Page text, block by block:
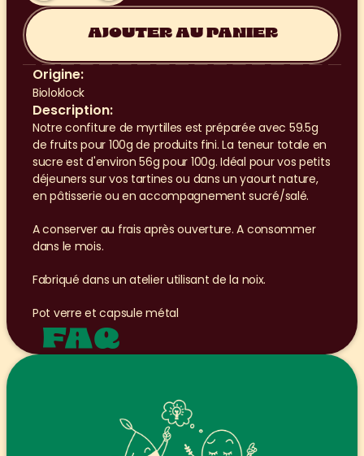
AJOUTER AU PANIER
Origine:
Bioloklock
Description:
Notre confiture de myrtilles est préparée avec 59.5g
de fruits pour 100g de produits fini. La teneur totale en
sucre est d'environ 56g pour 100g. Idéal pour vos petits
déjeuners sur vos tartines ou dans un yaourt nature,
en pâtisserie ou en accompagnement sucré/salé.
A conserver au frais après ouverture. A consommer
dans le mois.
Fabriqué dans un atelier utilisant de la noix.
Pot verre et capsule métal
FAQ